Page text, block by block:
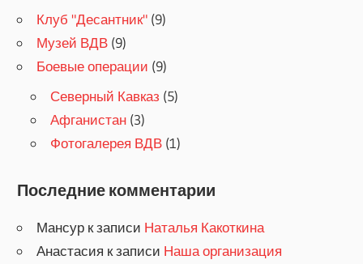
Клуб "Десантник" (9)
Музей ВДВ (9)
Боевые операции (9)
Северный Кавказ (5)
Афганистан (3)
Фотогалерея ВДВ (1)
Последние комментарии
Мансур к записи Наталья Какоткина
Анастасия к записи Наша организация